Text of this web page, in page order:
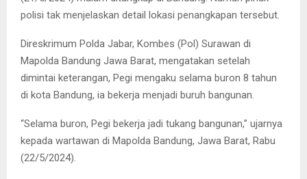
polisi tak menjelaskan detail lokasi penangkapan tersebut.
Direskrimum Polda Jabar, Kombes (Pol) Surawan di
Mapolda Bandung Jawa Barat, mengatakan setelah
dimintai keterangan, Pegi mengaku selama buron 8 tahun
di kota Bandung, ia bekerja menjadi buruh bangunan.
“Selama buron, Pegi bekerja jadi tukang bangunan,” ujarnya
kepada wartawan di Mapolda Bandung, Jawa Barat, Rabu
(22/5/2024).